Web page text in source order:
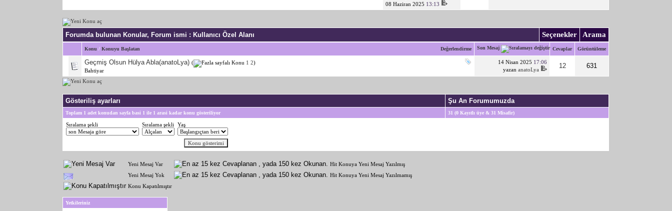
08 Haziran 2025 13:13
Forumda bulunan Konular, Forum ismi : Kullanıcı Özel Alanı Seçenekler Arama
Değerlendirme
Konu /Konuyu Başlatan Son Mesaj Cevaplar Görüntüleme
Geçmiş Olsun Hülya Abla(anatoLya) ( 1 2)
Bahtiyar
14 Nisan 2025 17:06
yazananatoLya 12 631
Gösteriliş ayarları Şu An Forumumuzda
Toplam 1 adet konudan sayfa basi 1 ile 1 arasi kadar konu gösteriliyor 31 (0 Kayıtlı üye & 31 Misafir)
Sıralama şekli Sıralama şekli Yaş
Yeni Mesaj Var
Hit Konuya Yeni Mesaj Yazılmış
Yeni Mesaj Yok
Hit Konuya Yeni Mesaj Yazılmamış
Konu Kapatılmıştır
Yetkileriniz